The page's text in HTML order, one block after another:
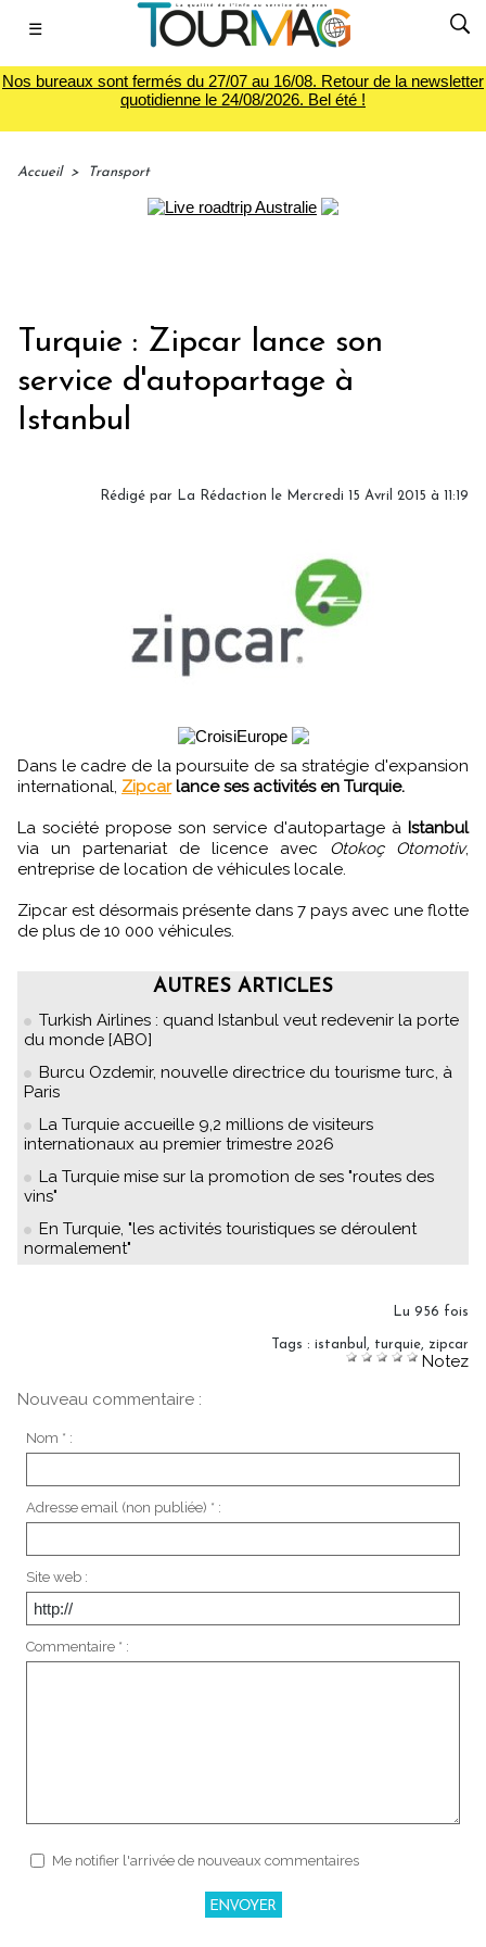
☰
Nos bureaux sont fermés du 27/07 au 16/08. Retour de la newsletter
quotidienne le 24/08/2026. Bel été !
Accueil > Transport
Turquie : Zipcar lance son
service d'autopartage à
Istanbul
Rédigé par La Rédaction le Mercredi 15 Avril 2015 à 11:19
Dans le cadre de la poursuite de sa stratégie d'expansion
international, Zipcar lance ses activités en Turquie.
La société propose son service d'autopartage à Istanbul
via un partenariat de licence avec Otokoç Otomotiv,
entreprise de location de véhicules locale.
Zipcar est désormais présente dans 7 pays avec une flotte
de plus de 10 000 véhicules.
AUTRES ARTICLES
Turkish Airlines : quand Istanbul veut redevenir la porte
du monde [ABO]
Burcu Ozdemir, nouvelle directrice du tourisme turc, à
Paris
La Turquie accueille 9,2 millions de visiteurs
internationaux au premier trimestre 2026
La Turquie mise sur la promotion de ses "routes des
vins"
En Turquie, "les activités touristiques se déroulent
normalement"
Lu 956 fois
Tags : istanbul , turquie, zipcar
Notez
Nouveau commentaire :
Nom * :
Adresse email (non publiée) * :
Site web :
Commentaire * :
Me notifier l'arrivée de nouveaux commentaires